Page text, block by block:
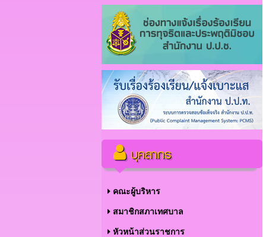
บุคลากร
คณะผู้บริหาร
สมาชิกสภาเทศบาล
หัวหน้าส่วนราชการ